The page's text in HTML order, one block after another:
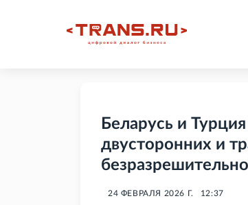
Беларусь и
двусторонних и
24 ФЕВРАЛЯ 2026 Г. 12:37